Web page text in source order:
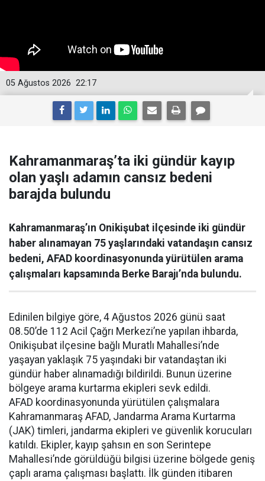
22:17
05 Ağustos 2026
Kahramanmaraş’ta iki gündür kayıp
olan yaşlı adamın cansız bedeni
barajda bulundu
Kahramanmaraş’ın Onikişubat ilçesinde iki gündür
haber alınamayan 75 yaşlarındaki vatandaşın cansız
bedeni, AFAD koordinasyonunda yürütülen arama
çalışmaları kapsamında Berke Barajı’nda bulundu.
Edinilen bilgiye göre, 4 Ağustos 2026 günü saat
08.50’de 112 Acil Çağrı Merkezi’ne yapılan ihbarda,
Onikişubat ilçesine bağlı Muratlı Mahallesi’nde
yaşayan yaklaşık 75 yaşındaki bir vatandaştan iki
gündür haber alınamadığı bildirildi. Bunun üzerine
bölgeye arama kurtarma ekipleri sevk edildi.
AFAD koordinasyonunda yürütülen çalışmalara
Kahramanmaraş AFAD, Jandarma Arama Kurtarma
(JAK) timleri, jandarma ekipleri ve güvenlik korucuları
katıldı. Ekipler, kayıp şahsın en son Serintepe
Mahallesi’nde görüldüğü bilgisi üzerine bölgede geniş
çaplı arama çalışması başlattı. İlk günden itibaren